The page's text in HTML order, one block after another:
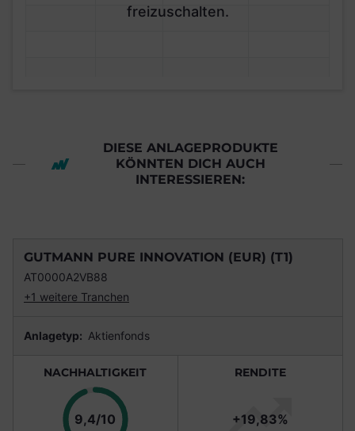
freizuschalten.
DIESE ANLAGEPRODUKTE
KÖNNTEN DICH AUCH
INTERESSIEREN:
GUTMANN PURE INNOVATION (EUR) (T1)
AT0000A2VB88
+1 weitere Tranchen
Anlagetyp: Aktienfonds
NACHHALTIGKEIT
9,4/10 Punkte
RENDITE
+19,83%